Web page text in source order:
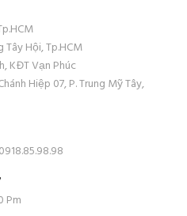
Hội, Tp.HCM
KĐT Vạn Phúc
Hiệp 07, P. Trung Mỹ Tây,
Pm